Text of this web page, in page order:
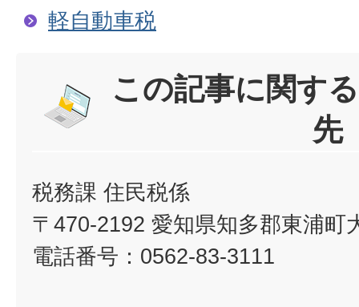
軽自動車税
この記事に関す
先
税務課 住民税係
〒470-2192 愛知県知多郡東浦町
電話番号：0562-83-3111